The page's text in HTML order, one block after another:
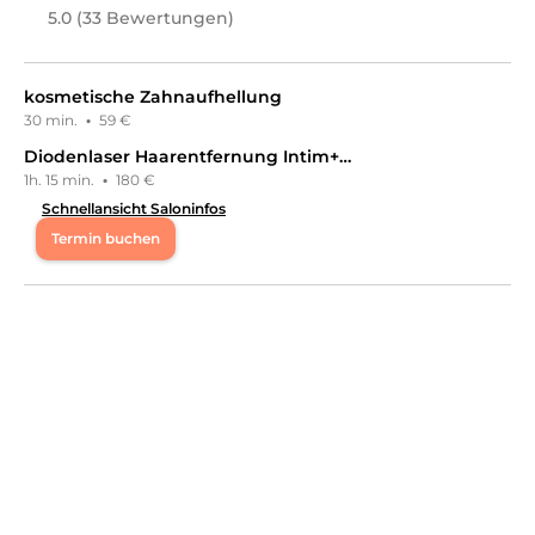
Waxing, Körper, Massagen
5.0 (33 Bewertungen)
kosmetische Zahnaufhellung
30 min. · 59 €
Diodenlaser Haarentfernung Intim+Achsel+Beine Damen
1h. 15 min. · 180 €
Schnellansicht Saloninfos
Termin buchen
Mi 11:00 - 21:00